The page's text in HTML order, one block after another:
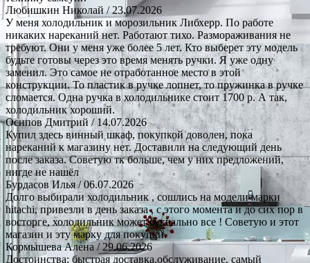
Любишкин Николай / 23.07.2026
У меня холодильник и морозильник Либхерр. По работе
никаких нареканий нет. Работают тихо. Размораживания не
требуют. Они у меня уже более 5 лет. Кто выберет эту модель
будьте готовы через это время менять ручки. Я уже одну
заменил. Это самое не отработанное место в этой
конструкции. То пластик в ручке лопнет, то пружинка в ручке
сломается. Одна ручка в холодильнике стоит 1700 р. А так,
холодильник хороший.
Осипов Дмитрий / 14.07.2026
Купил здесь винный шкаф, покупкой доволен, пока
нареканий к магазину нет. Доставили на следующий день
после заказа. Советую тк больше, чем у них предложений,
нигде не нашёл
Бурдасов Илья/ 06.07.2026
Долго выбирали холодильник , сошлись на модели марки
hitachi, привезли в день заказа , с этого момента и до сих пор в
восторге, холодильник может буквально все ! Советую и этот
магазин и эту марку для покупки.
Кормышева Алена/ 29.06.2026
Достоинства: быстрая доставка.обслуживание, самый